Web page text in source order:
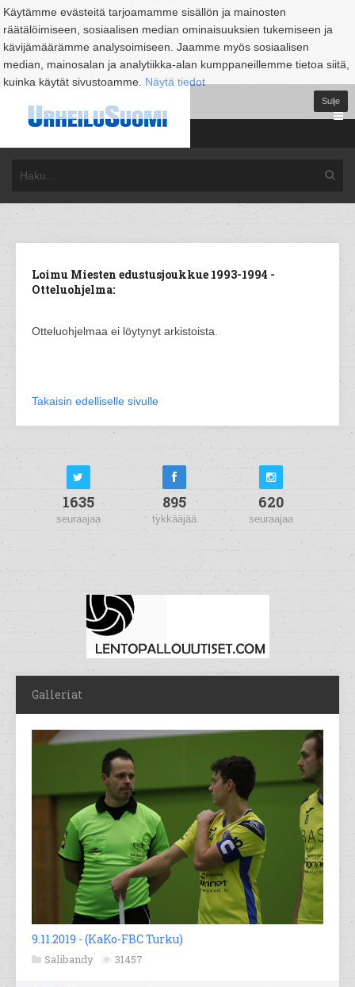
Käytämme evästeitä tarjoamamme sisällön ja mainosten
räätälöimiseen, sosiaalisen median ominaisuuksien tukemiseen ja
kävijämäärämme analysoimiseen. Jaamme myös sosiaalisen
median, mainosalan ja analytiikka-alan kumppaneillemme tietoa siitä,
kuinka käytät sivustoamme. Näytä tiedot
Sulje
Loimu Miesten edustusjoukkue 1993-1994 -
Otteluohjelma:
Otteluohjelmaa ei löytynyt arkistoista.
Takaisin edelliselle sivulle
1635
seuraajaa
895
tykkääjää
620
seuraajaa
Galleriat
9.11.2019 - (KaKo-FBC Turku)
Salibandy 31457